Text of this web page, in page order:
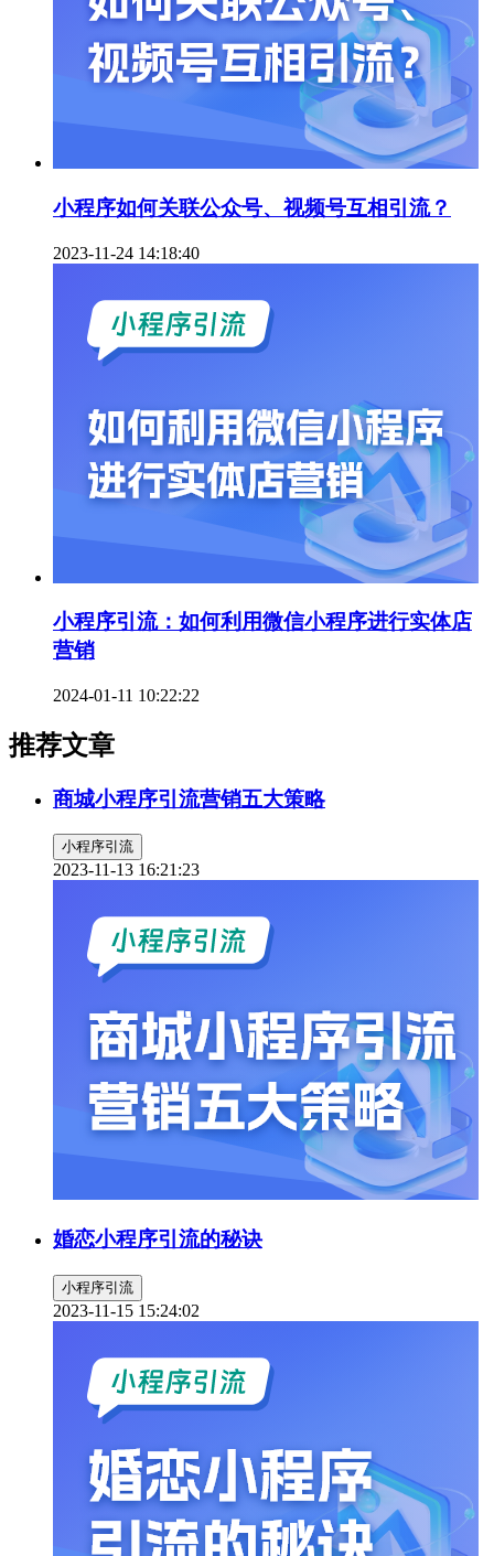
小程序如何关联公众号、视频号互相引流？
2023-11-24 14:18:40
小程序引流：如何利用微信小程序进行实体店
营销
2024-01-11 10:22:22
推荐文章
商城小程序引流营销五大策略
小程序引流
2023-11-13 16:21:23
婚恋小程序引流的秘诀
小程序引流
2023-11-15 15:24:02